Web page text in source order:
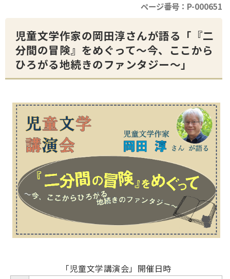
ページ番号：P-000651
児童文学作家の岡田淳さんが語る「『二
分間の冒険』をめぐって～今、ここから
ひろがる地続きのファンタジー～」
「児童文学講演会」開催日時